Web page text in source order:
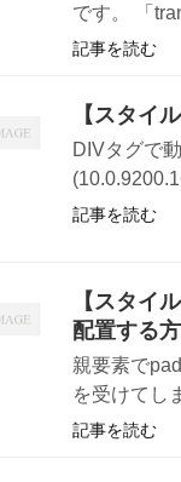
です。 「
記事を読む
【スタイ
DIVタグで
記事を読む
【スタイ
配置する
親要素で
を受けてし
記事を読む